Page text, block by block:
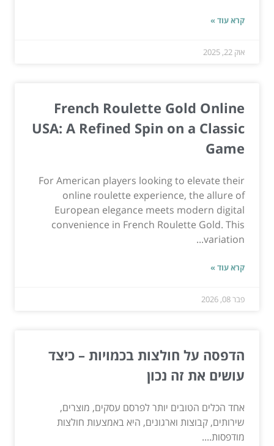
קרא עוד »
אוק 22, 2025
French Roulette Gold Online
USA: A Refined Spin on a Classic
Game
For American players looking to elevate their
online roulette experience, the allure of
European elegance meets modern digital
convenience in French Roulette Gold. This
variation...
קרא עוד »
פבר 08, 2026
הדפסה על חולצות בכמויות – כיצד
עושים את זה נכון
אחד הכלים הטובים יותר לפרסם עסקים, מוצרים,
שירותים, קבוצות וארגונים, היא באמצעות חולצות
מודפסות....